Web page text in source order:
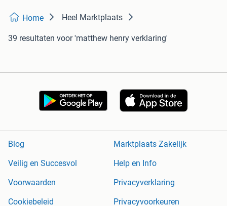
Home Heel Marktplaats
39 resultaten voor 'matthew henry verklaring'
Blog
Marktplaats Zakelijk
Veilig en Succesvol
Help en Info
Voorwaarden
Privacyverklaring
Cookiebeleid
Privacyvoorkeuren